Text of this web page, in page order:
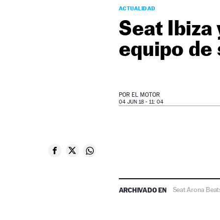
ACTUALIDAD
Seat
equipo de
POR EL MOTOR
04 JUN 18 - 11: 04
ARCHIVADO EN Seat Arona